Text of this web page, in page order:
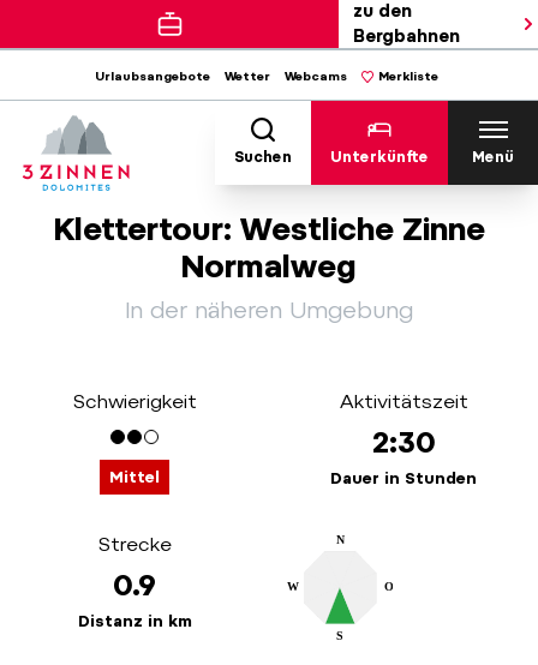
zu den
Bergbahnen
Urlaubsangebote Wetter Webcams Merkliste
Suchen Unterkünfte Menü
Klettertour: Westliche Zinne
Normalweg
In der näheren Umgebung
Schwierigkeit
Mittel
Aktivitätszeit
2:30
Dauer in Stunden
Strecke
0.9
Distanz in km
W
S
O
N